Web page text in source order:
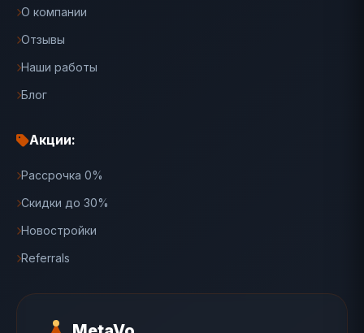
О компании
Отзывы
Наши работы
Блог
Акции:
Рассрочка 0%
Скидки до 30%
Новостройки
Referrals